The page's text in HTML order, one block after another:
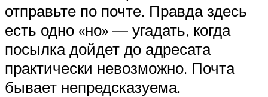
отправьте по почте. Правда здесь
есть одно «но» — угадать, когда
посылка дойдет до адресата
практически невозможно. Почта
бывает непредсказуема.